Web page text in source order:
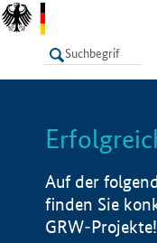
LISTE
Auf der
finden Sie
GRW-Projekte!